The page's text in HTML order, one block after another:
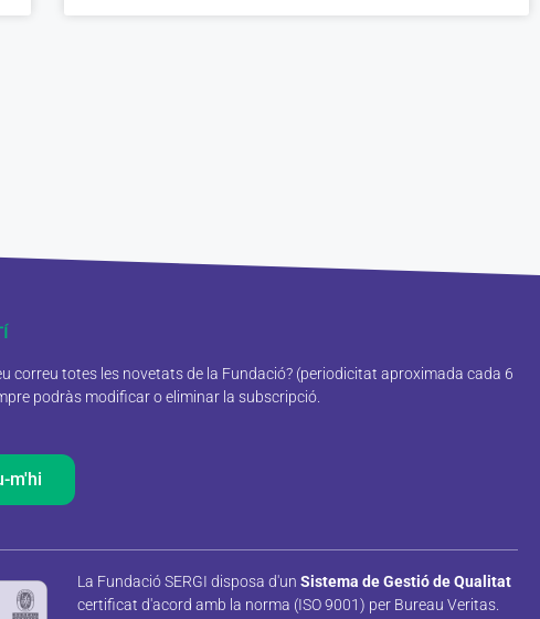
correu totes les novetats de la Fundació? (periodicitat aproximada cada 6
podràs modificar o eliminar la subscripció.
m'hi
La Fundació SERGI disposa d'un Sistema de Gestió de Qualitat
certificat d'acord amb la norma (ISO 9001) per Bureau Veritas.